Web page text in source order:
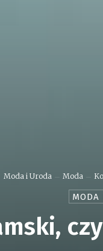
Moda i Uroda Moda
MODA